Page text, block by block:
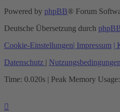
Powered by phpBB® Forum
Deutsche Übersetzung durch
Cookie-Einstellungen| Impressum |
Datenschutz |
Time: 0.020s | Peak Memory